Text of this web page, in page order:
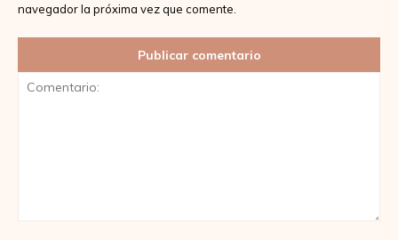
navegador la próxima vez que comente.